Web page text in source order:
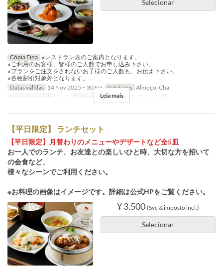
Selecionar
Cópia Fina ※レストラン席のご案内となります。
※ご利用のお客様、皆様のご人数でお申し込み下さい。
※プランをご注文をされないお子様のご人数も、お伝え下さい。
※各種割引対象外となります。
Datas válidas 14 Nov 2025 ~ 30 Set Refeições Almoço, Chá
Limite de pedido
2 ~ 8 Categoria de Assento レストラン席
Leia mais
【平日限定】 ランチセット
【平日限定】月替わりのメニューやデザートなど全5皿
お一人でのランチ、お友達との楽しいひと時、大切な方を招いて
の会食など、
様々なシーンでご利用ください。
※お料理の画像はイメージです。詳細は公式HPをご覧ください。
¥ 3.500 (Svc & imposto incl.)
Selecionar